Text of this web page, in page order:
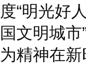
度“明光好
国文明城
为精神在新